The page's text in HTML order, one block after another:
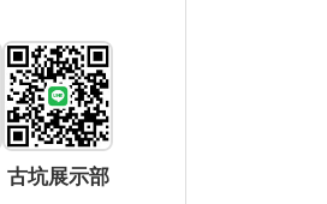
古坑展示部